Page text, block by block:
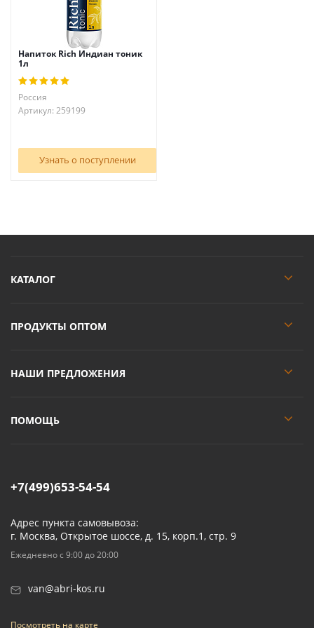
Напиток Rich Индиан тоник
1л
Россия
Артикул: 259199
Узнать о поступлении
КАТАЛОГ
ПРОДУКТЫ ОПТОМ
НАШИ ПРЕДЛОЖЕНИЯ
ПОМОЩЬ
+7(499)653-54-54
Адрес пункта самовывоза:
г. Москва, Открытое шоссе, д. 15, корп.1, стр. 9
Ежедневно с 9:00 до 20:00
van@abri-kos.ru
Посмотреть на карте